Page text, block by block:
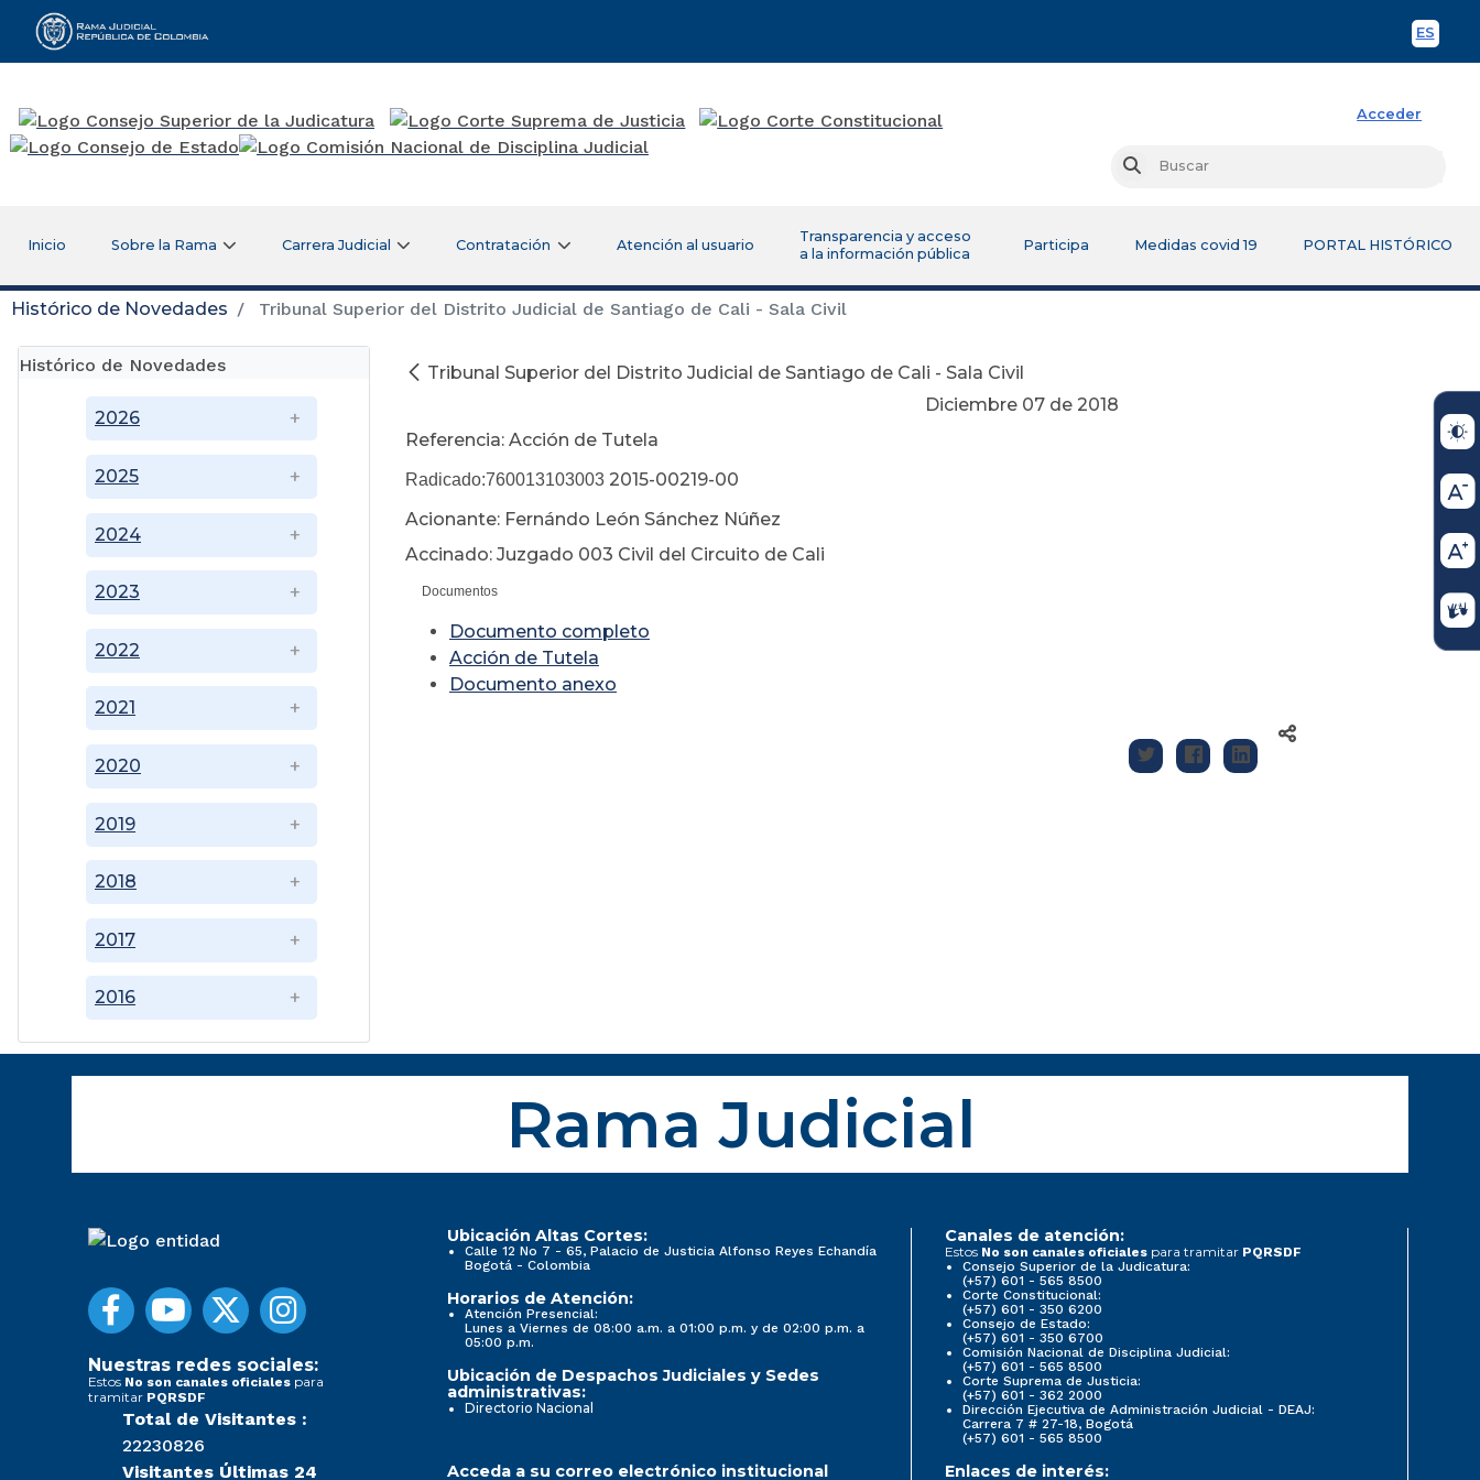
ES
Rama Judicial
Acceder
Buscar
Inicio Sobre la Rama Carrera Judicial Contratación Atención al usuario
Transparencia y acceso
a la información pública
Participa Medidas covid 19 PORTAL HISTÓRICO
Histórico de Novedades Tribunal Superior del Distrito Judicial de Santiago de Cali - Sala Civil
Histórico de Novedades
2016
2017
2018
2019
2020
2021
2022
2023
2024
2025
2026
Tribunal Superior del Distrito Judicial de Santiago de Cali - Sala Civil
Diciembre 07 de 2018
Referencia: Acción de Tutela
Radicado:760013103003 2015-00219-00
Acionante: Fernándo León Sánchez Núñez
Accinado: Juzgado 003 Civil del Circuito de Cali
Documentos
Documento completo
Acción de Tutela
Documento anexo
Rama Judicial
Nuestras redes sociales:
Estos No son canales oficiales para
tramitar PQRSDF
Total de Visitantes :
22230826
Visitantes Últimas 24
Ubicación Altas Cortes:
Calle 12 No 7 - 65, Palacio de Justicia Alfonso Reyes Echandía
Bogotá - Colombia
Horarios de Atención:
Atención Presencial:
Lunes a Viernes de 08:00 a.m. a 01:00 p.m. y de 02:00 p.m. a
05:00 p.m.
Ubicación de Despachos Judiciales y Sedes
administrativas:
Directorio Nacional
Canales de atención:
Estos No son canales oficiales para tramitar PQRSDF
Consejo Superior de la Judicatura:
(+57) 601 - 565 8500
Corte Constitucional:
(+57) 601 - 350 6200
Consejo de Estado:
(+57) 601 - 350 6700
Comisión Nacional de Disciplina Judicial:
(+57) 601 - 565 8500
Corte Suprema de Justicia:
(+57) 601 - 362 2000
Dirección Ejecutiva de Administración Judicial - DEAJ:
Carrera 7 # 27-18, Bogotá
(+57) 601 - 565 8500
Acceda a su correo electrónico institucional Enlaces de interés: